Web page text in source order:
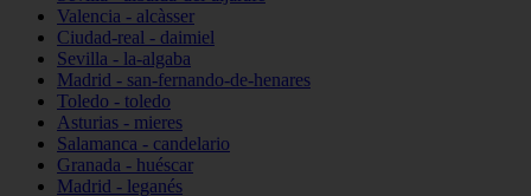
Valencia - alcàsser
Ciudad-real - daimiel
Sevilla - la-algaba
Madrid - san-fernando-de-henares
Toledo - toledo
Asturias - mieres
Salamanca - candelario
Granada - huéscar
Madrid - leganés